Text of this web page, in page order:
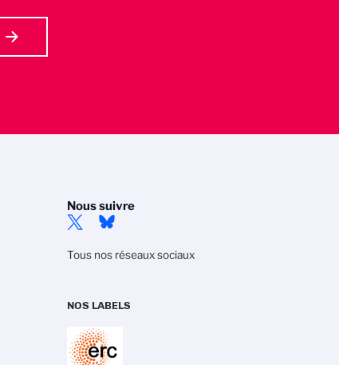
Nous suivre
Tous nos réseaux sociaux
NOS LABELS